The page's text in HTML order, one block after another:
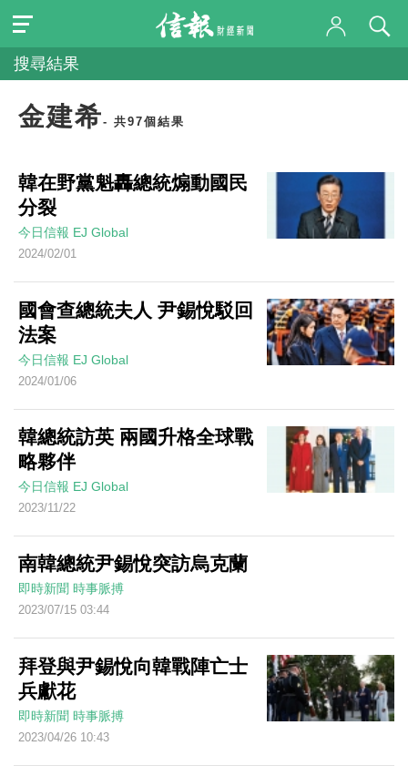
搜尋結果
金建希- 共97個結果
韓在野黨魁轟總統煽動國民
分裂
今日信報 EJ Global
2024/02/01
國會查總統夫人 尹錫悅駁回
法案
今日信報 EJ Global
2024/01/06
韓總統訪英 兩國升格全球戰
略夥伴
今日信報 EJ Global
2023/11/22
南韓總統尹錫悅突訪烏克蘭
即時新聞 時事脈搏
2023/07/15 03:44
拜登與尹錫悅向韓戰陣亡士
兵獻花
即時新聞 時事脈搏
2023/04/26 10:43